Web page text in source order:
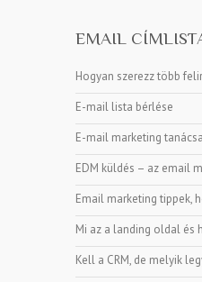
EMAIL
Hogyan szerezz több
E-mail lista bérlése
E-mail marketing
EDM küldés – az email
Email marketing tippek,
Mi az a landing oldal és
Kell a CRM, de melyik